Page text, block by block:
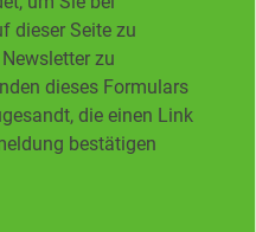
dieser Seite zu
zu
dieses Formulars
die einen Link
bestätigen